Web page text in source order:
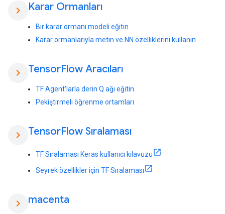
chevron_right Karar Ormanları
Bir karar ormanı modeli eğitin
Karar ormanlarıyla metin ve NN özelliklerini kullanın
chevron_right TensorFlow Aracıları
TF Agent'larla derin Q ağı eğitin
Pekiştirmeli öğrenme ortamları
chevron_right TensorFlow Sıralaması
TF Sıralaması Keras kullanıcı kılavuzu
Seyrek özellikler için TF Sıralaması
chevron_right macenta